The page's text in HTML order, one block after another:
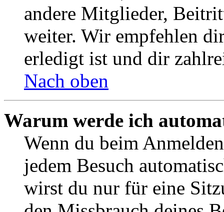
andere Mitglieder,
weiter. Wir empfehlen
erledigt ist und dir
Nach oben
Warum werde ich
Wenn du beim
jedem Besuch
wirst du nur für eine